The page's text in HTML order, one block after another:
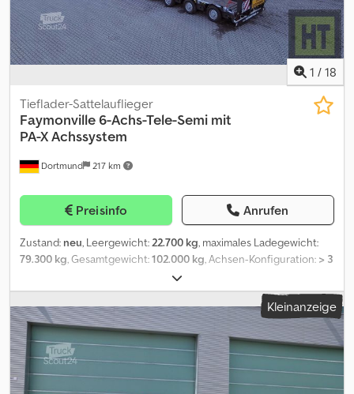
1 / 18
Dortmund 217 km
Tieflader-Sattelauflieger
Faymonville 6-Achs-Tele-Semi mit
PA-X Achssystem
Preisinfo Anrufen
Zustand: neu, Leergewicht:22.700 kg, maximales Ladegewicht:
79.300 kg, Gesamtgewicht:102.000 kg, Achsen-Konfiguration: > 3
11.000 mm
Laderaumhöhe:920 mm, Reifengröße:245/70 R 17.5, Farbe:Grau,
Betriebsgewicht:22.700 kg, Ausstattung:ABS, Schwanenhals: -
Schwanenhals in SNT Design zur Optimierung der
Ladeflächenlänge, Länge ca. 3.750 mm, hinten mit Abschrägung
ca. 850 mm x 10° -Hydraulisch heb- und senkbar, Hub +- 250 mm
incl. Hydraulikanschluss verbunden mit dem hydraulischem
Kleinanzeige